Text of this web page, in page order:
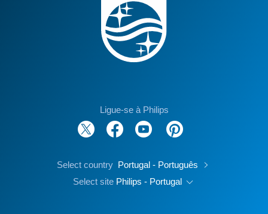
Ligue-se à Philips
Select country Portugal - Português
Select site Philips - Portugal